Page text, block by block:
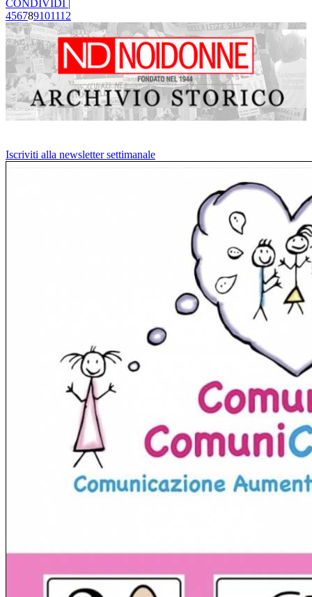
CONDIVIDI |
456789101112
Iscriviti alla newsletter settimanale